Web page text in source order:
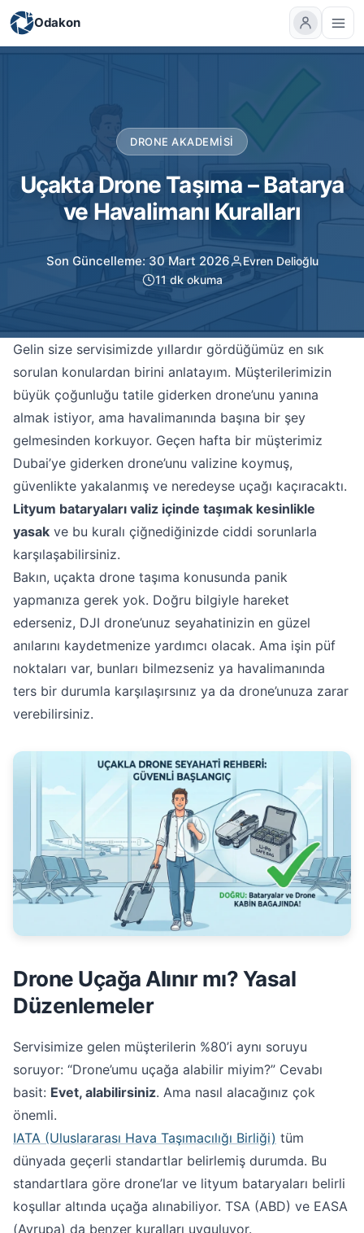
Odakon
DRONE AKADEMISI
Uçakta Drone Taşıma – Batarya
ve Havalimanı Kuralları
Son Güncelleme: 30 Mart 2026
Evren Delioğlu
11 dk okuma
Gelin size servisimizde yıllardır gördüğümüz en sık
sorulan konulardan birini anlatayım. Müşterilerimizin
büyük çoğunluğu tatile giderken drone’unu yanına
almak istiyor, ama havalimanında başına bir şey
gelmesinden korkuyor. Geçen hafta bir müşterimiz
Dubai’ye giderken drone’unu valizine koymuş,
güvenlikte yakalanmış ve neredeyse uçağı kaçıracaktı.
Lityum bataryaları valiz içinde taşımak kesinlikle
yasak ve bu kuralı çiğnediğinizde ciddi sorunlarla
karşılaşabilirsiniz.
Bakın, uçakta drone taşıma konusunda panik
yapmanıza gerek yok. Doğru bilgiyle hareket
ederseniz, DJI drone’unuz seyahatinizin en güzel
anılarını kaydetmenize yardımcı olacak. Ama işin püf
noktaları var, bunları bilmezseniz ya havalimanında
ters bir durumla karşılaşırsınız ya da drone’unuza zarar
verebilirsiniz.
Drone Uçağa Alınır mı? Yasal
Düzenlemeler
Servisimize gelen müşterilerin %80’i aynı soruyu
soruyor: “Drone’umu uçağa alabilir miyim?” Cevabı
basit: Evet, alabilirsiniz. Ama nasıl alacağınız çok
önemli.
IATA (Uluslararası Hava Taşımacılığı Birliği) tüm
dünyada geçerli standartlar belirlemiş durumda. Bu
standartlara göre drone’lar ve lityum bataryaları belirli
koşullar altında uçağa alınabiliyor. TSA (ABD) ve EASA
(Avrupa) da benzer kuralları uyguluyor.